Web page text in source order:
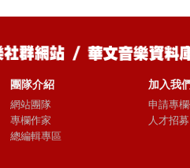
團隊介紹
網站團隊
專欄作家
總編輯專區
加入我
申請專
人才招募